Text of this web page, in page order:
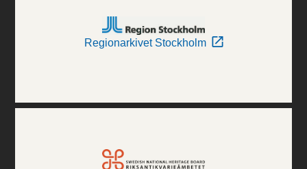
Regionarkivet Stockholm